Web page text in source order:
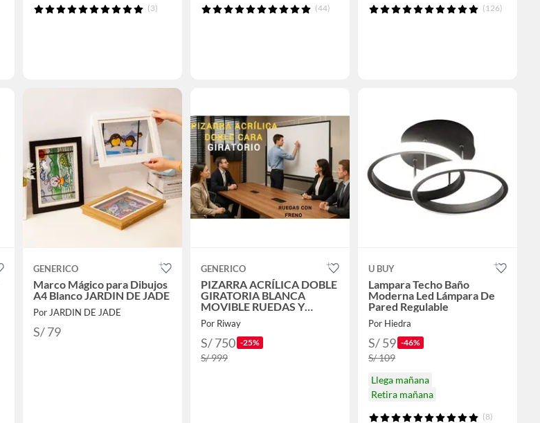
(3) (44) (126)
GENERICO
Marco Mágico para Dibujos
A4 Blanco JARDIN DE JADE
Por JARDIN DE JADE
S/ 79
GENERICO
PIZARRA ACRÍLICA DOBLE
GIRATORIA BLANCA
MOVIBLE RUEDAS Y
FRENO SOPORTE DE
ESTRUCTURA NEGRO
Por Riway
S/ 750 -25%
S/ 999
U BUY
Lampara Techo Baño
Moderna Led Lámpara De
Pared Regulable
Por Hiedra
S/ 59 -46%
S/ 109
Llega mañana
Retira mañana
(8)